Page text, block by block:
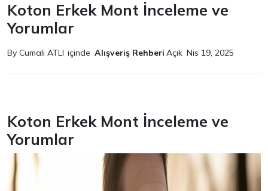
Koton Erkek Mont İnceleme ve
Yorumlar
By Cumali ATLI içinde Alışveriş Rehberi Açık Nis 19, 2025
Koton Erkek Mont İnceleme ve
Yorumlar